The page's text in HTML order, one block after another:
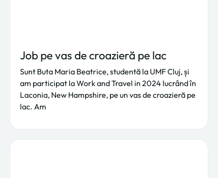
Job pe vas de croazieră pe lac
Sunt Buta Maria Beatrice, studentă la UMF Cluj, și
am participat la Work and Travel in 2024 lucrând în
Laconia, New Hampshire, pe un vas de croazieră pe
lac. Am